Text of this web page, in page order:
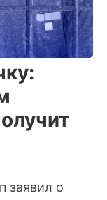
заявил о